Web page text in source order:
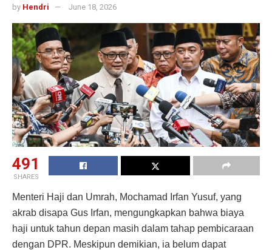
by Hendri June 18, 2026
491
SHARES
Menteri Haji dan Umrah, Mochamad Irfan Yusuf, yang
akrab disapa Gus Irfan, mengungkapkan bahwa biaya
haji untuk tahun depan masih dalam tahap pembicaraan
dengan DPR. Meskipun demikian, ia belum dapat